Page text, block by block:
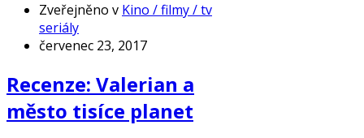
Zveřejněno v Kino / filmy / tv
seriály
červenec 23, 2017
Recenze: Valerian a
město tisíce planet